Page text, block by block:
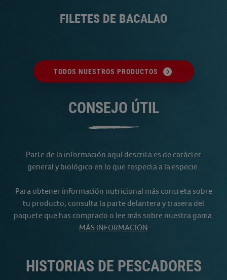
FILETES DE BACALAO
TODOS NUESTROS PRODUCTOS
CONSEJO ÚTIL
Parte de la información aquí descrita es de carácter
general y biológico en lo que respecta a la especie.
Para obtener información nutricional más concreta sobre
tu producto, consulta la parte delantera y trasera del
paquete que has comprado o lee más sobre nuestra gama.
MÁS INFORMACIÓN
HISTORIAS DE PESCADORES